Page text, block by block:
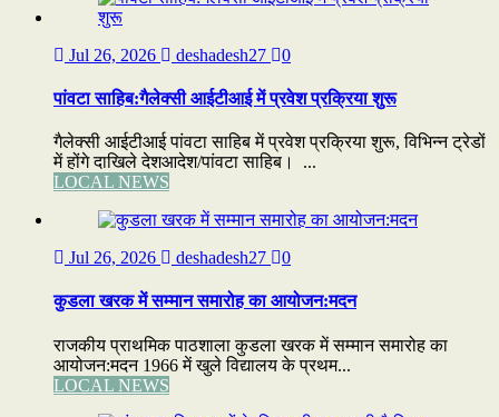
Jul 26, 2026 deshadesh27 0
पांवटा साहिब:गैलेक्सी आईटीआई में प्रवेश प्रक्रिया शुरू
गैलेक्सी आईटीआई पांवटा साहिब में प्रवेश प्रक्रिया शुरू, विभिन्न ट्रेडों
में होंगे दाखिले देशआदेश/पांवटा साहिब। ...
LOCAL NEWS
Jul 26, 2026 deshadesh27 0
कुडला खरक में सम्मान समारोह का आयोजन:मदन
राजकीय प्राथमिक पाठशाला कुडला खरक में सम्मान समारोह का
आयोजन:मदन 1966 में खुले विद्यालय के प्रथम...
LOCAL NEWS